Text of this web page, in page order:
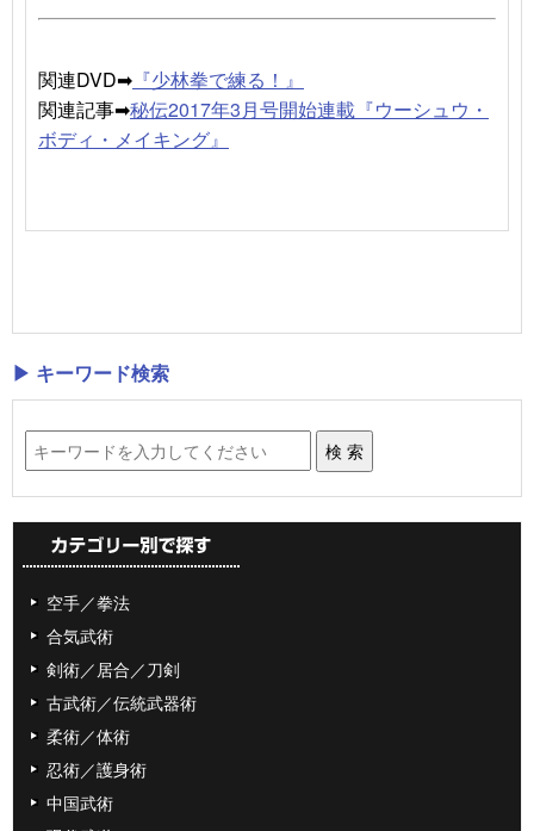
関連DVD➡ 『少林拳で練る！』
関連記事➡秘伝2017年3月号開始連載『ウーシュウ・
ボディ・メイキング』
▶ キーワード検索
空手／拳法
合気武術
剣術／居合／刀剣
古武術／伝統武器術
柔術／体術
忍術／護身術
中国武術